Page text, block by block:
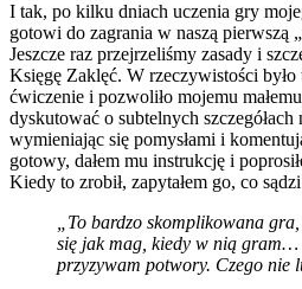
I tak, po kilku dniach uczenia gry
gotowi do zagrania w naszą pierwszą
Jeszcze raz przejrzeliśmy zasady i
Księgę Zaklęć. W rzeczywistości
ćwiczenie i pozwoliło mojemu
dyskutować o subtelnych szczegółach
wymieniając się pomysłami i
gotowy, dałem mu instrukcję i
Kiedy to zrobił, zapytałem go, co
„To bardzo skomplikowana
się jak mag, kiedy w nią
przyzywam potwory. Czego nie